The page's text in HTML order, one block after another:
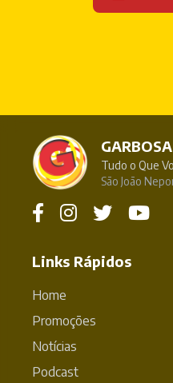
Tudo o Que
São João
Links Rápidos
Home
Promoções
Notícias
Podcast